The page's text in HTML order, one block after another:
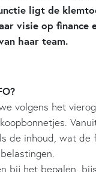
ligt de
visie op
haar team.
volgens het
de inhoud, wat
bij het bepalen,